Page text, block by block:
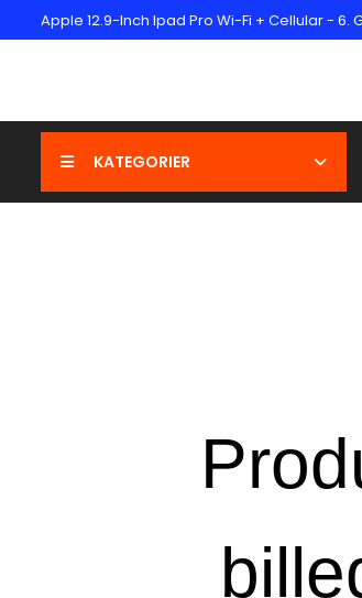
Apple 12.9-Inch Ipad Pro Wi-Fi + Cellular - 6.
KATEGORIER